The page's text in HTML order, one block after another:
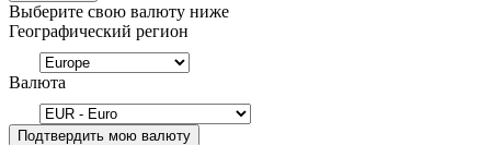
Выберите свою валюту ниже
Географический регион
Валюта
Подтвердить мою валюту